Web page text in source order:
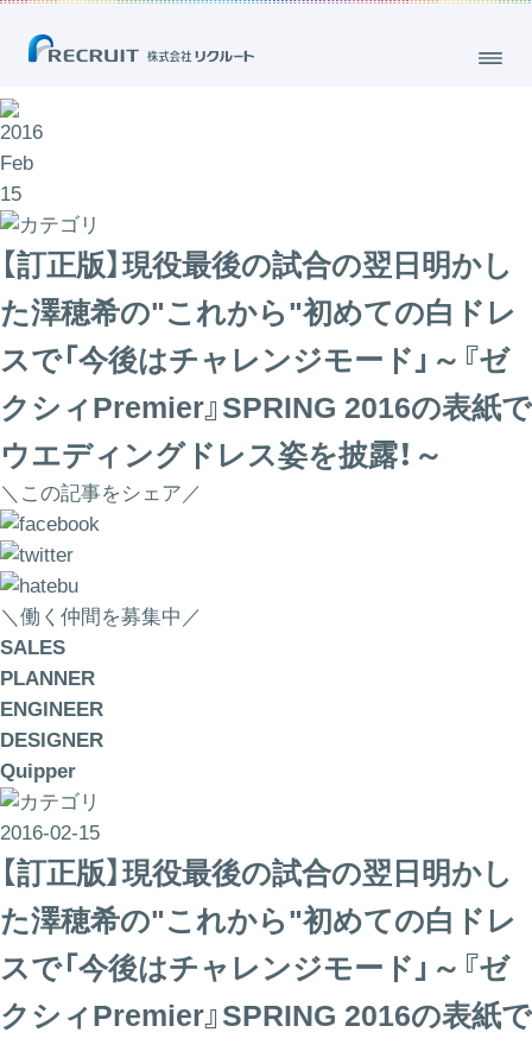
2016
Feb
15
【訂正版】現役最後の試合の翌日明かし
た澤穂希の"これから"初めての白ドレ
スで「今後はチャレンジモード」～『ゼ
クシィPremier』SPRING 2016の表紙で
ウエディングドレス姿を披露！～
＼この記事をシェア／
＼働く仲間を募集中／
SALES
PLANNER
ENGINEER
DESIGNER
Quipper
2016-02-15
【訂正版】現役最後の試合の翌日明かし
た澤穂希の"これから"初めての白ドレ
スで「今後はチャレンジモード」～『ゼ
クシィPremier』SPRING 2016の表紙で